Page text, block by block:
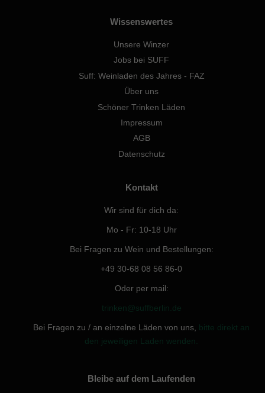
Wissenswertes
Unsere Winzer
Jobs bei SUFF
Suff: Weinladen des Jahres - FAZ
Über uns
Schöner Trinken Läden
Impressum
AGB
Datenschutz
Kontakt
Wir sind für dich da:
Mo - Fr: 10-18 Uhr
Bei Fragen zu Wein und Bestellungen:
+49 30-68 08 56 86-0
Oder per mail:
trinken@suffberlin.de
Bei Fragen zu / an einzelne Läden von uns, bitte direkt an
den jeweiligen Laden wenden.
Bleibe auf dem Laufenden